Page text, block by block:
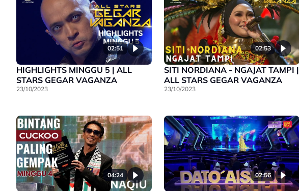
02:51
HIGHLIGHTS MINGGU 5 | ALL
STARS GEGAR VAGANZA
23/10/2023
02:53
SITI NORDIANA - NGAJAT TAMPI |
ALL STARS GEGAR VAGANZA
23/10/2023
04:24 02:56